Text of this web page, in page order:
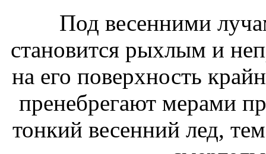
Под весенними
становится рыхлым и
на его поверхность
пренебрегают мерами
тонкий весенний лед,